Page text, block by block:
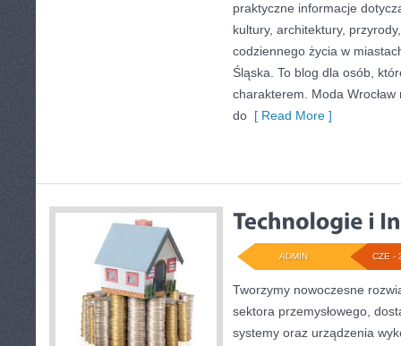
praktyczne informacje
kultury, architektury,
codziennego życia w
Śląska. To blog dla osób,
charakterem. Moda Wrocław
do [ Read More ]
CZE -
ADMIN
Tworzymy nowoczesne
sektora przemysłowego,
systemy oraz urządzenia